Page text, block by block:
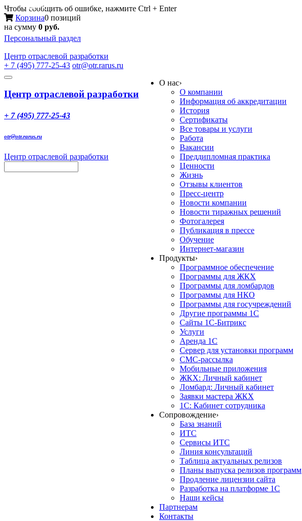
Чтобы сообщить об ошибке, нажмите Ctrl + Enter
Корзина0 позиций
на сумму 0 руб.
Персональный раздел
Центр отраслевой разработки
+ 7 (495) 777-25-43 otr@otr.rarus.ru
Toggle
Меню
Центр отраслевой разработки
+ 7 (495) 777-25-43
otr@otr.rarus.ru
Центр отраслевой разработки
О нас›
О компании
Информация об аккредитации
История
Сертификаты
Все товары и услуги
Работа
Вакансии
Преддипломная практика
Ценности
Жизнь
Отзывы клиентов
Пресс-центр
Новости компании
Новости тиражных решений
Фотогалерея
Публикация в прессе
Обучение
Интернет-магазин
Продукты›
Программное обеспечение
Программы для ЖКХ
Программы для ломбардов
Программы для НКО
Программы для госучреждений
Другие программы 1С
Сайты 1С-Битрикс
Услуги
Аренда 1С
Сервер для установки программ
СМС-рассылка
Мобильные приложения
ЖКХ: Личный кабинет
Ломбард: Личный кабинет
Заявки мастера ЖКХ
1С: Кабинет сотрудника
Сопровождение›
База знаний
ИТС
Сервисы ИТС
Линия консультаций
Таблица актуальных релизов
Планы выпуска релизов программ
Продление лицензии сайта
Разработка на платформе 1С
Наши кейсы
Партнерам
Контакты